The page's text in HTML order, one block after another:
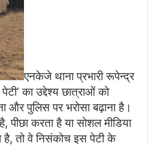
एनकेजे थाना प्रभारी रूपेन्द्र
का उद्देश्य छात्राओं को
और पुलिस पर भरोसा बढ़ाना है।
पीछा करता है या सोशल मीडिया
है, तो वे निसंकोच इस पेटी के